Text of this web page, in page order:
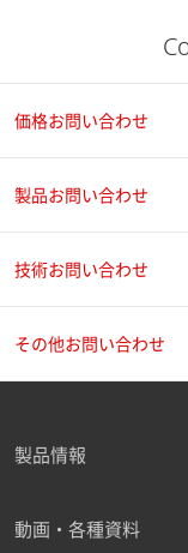
価格お問い合わせ
製品お問い合わせ
技術お問い合わせ
その他お問い合わせ
製品情報
動画・各種資料